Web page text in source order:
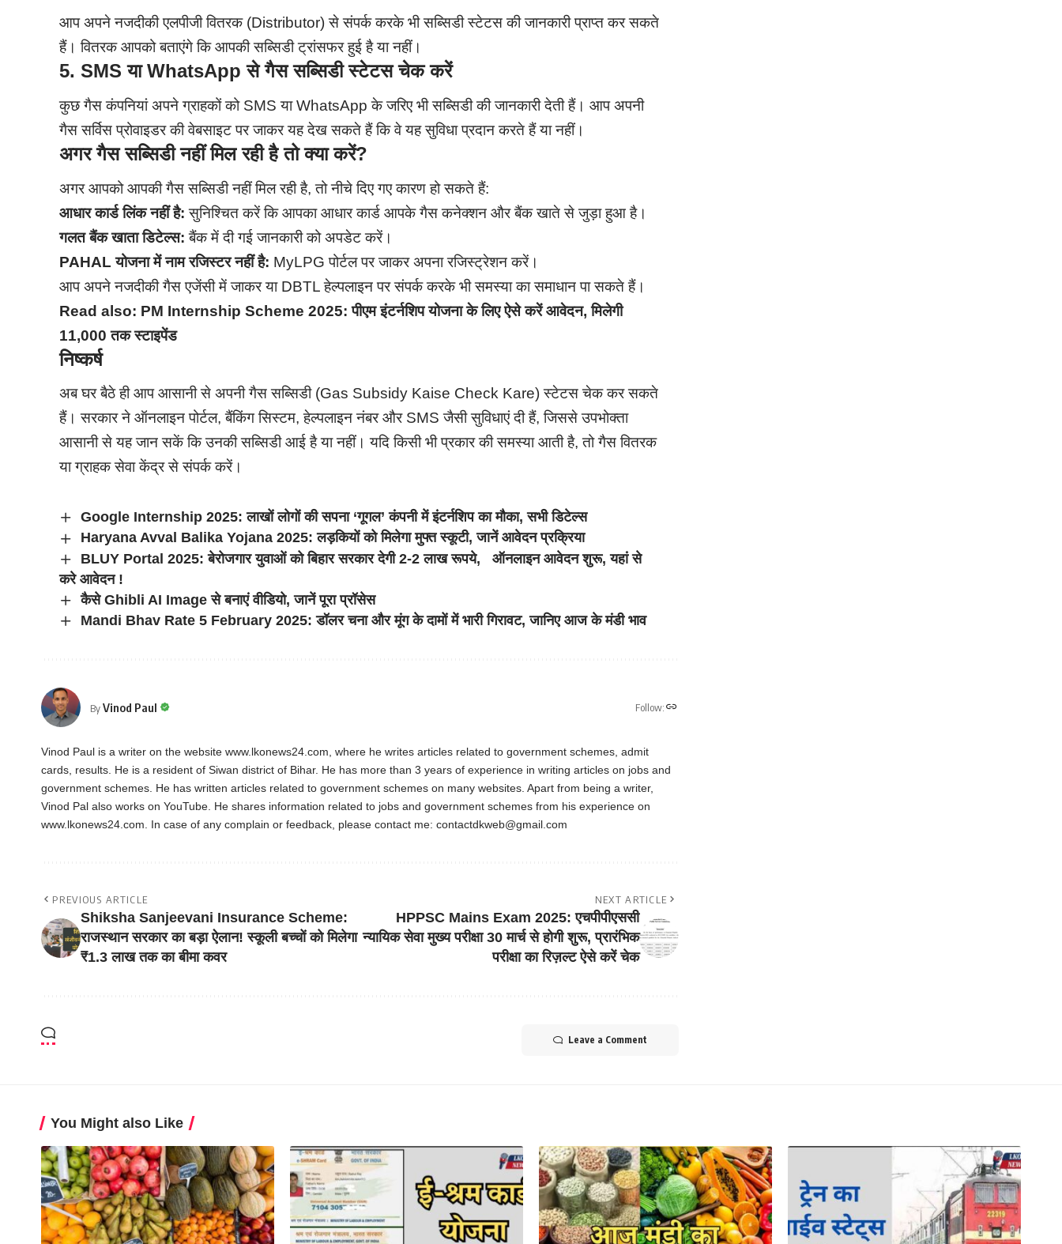
आप अपने नजदीकी एलपीजी वितरक (Distributor) से संपर्क करके भी सब्सिडी स्टेटस की जानकारी प्राप्त कर सकते
हैं। वितरक आपको बताएंगे कि आपकी सब्सिडी ट्रांसफर हुई है या नहीं।
5. SMS या WhatsApp से गैस सब्सिडी स्टेटस चेक करें
कुछ गैस कंपनियां अपने ग्राहकों को SMS या WhatsApp के जरिए भी सब्सिडी की जानकारी देती हैं। आप अपनी
गैस सर्विस प्रोवाइडर की वेबसाइट पर जाकर यह देख सकते हैं कि वे यह सुविधा प्रदान करते हैं या नहीं।
अगर गैस सब्सिडी नहीं मिल रही है तो क्या करें?
अगर आपको आपकी गैस सब्सिडी नहीं मिल रही है, तो नीचे दिए गए कारण हो सकते हैं:
आधार कार्ड लिंक नहीं है: सुनिश्चित करें कि आपका आधार कार्ड आपके गैस कनेक्शन और बैंक खाते से जुड़ा हुआ है।
गलत बैंक खाता डिटेल्स: बैंक में दी गई जानकारी को अपडेट करें।
PAHAL योजना में नाम रजिस्टर नहीं है: MyLPG पोर्टल पर जाकर अपना रजिस्ट्रेशन करें।
आप अपने नजदीकी गैस एजेंसी में जाकर या DBTL हेल्पलाइन पर संपर्क करके भी समस्या का समाधान पा सकते हैं।
Read also: PM Internship Scheme 2025: पीएम इंटर्नशिप योजना के लिए ऐसे करें आवेदन, मिलेगी
11,000 तक स्टाइपेंड
निष्कर्ष
अब घर बैठे ही आप आसानी से अपनी गैस सब्सिडी (Gas Subsidy Kaise Check Kare) स्टेटस चेक कर सकते
हैं। सरकार ने ऑनलाइन पोर्टल, बैंकिंग सिस्टम, हेल्पलाइन नंबर और SMS जैसी सुविधाएं दी हैं, जिससे उपभोक्ता
आसानी से यह जान सकें कि उनकी सब्सिडी आई है या नहीं। यदि किसी भी प्रकार की समस्या आती है, तो गैस वितरक
या ग्राहक सेवा केंद्र से संपर्क करें।
Google Internship 2025: लाखों लोगों की सपना ‘गूगल’ कंपनी में इंटर्नशिप का मौका, सभी डिटेल्स
Haryana Avval Balika Yojana 2025: लड़कियों को मिलेगा मुफ्त स्कूटी, जानें आवेदन प्रक्रिया
BLUY Portal 2025: बेरोजगार युवाओं को बिहार सरकार देगी 2-2 लाख रूपये, ऑनलाइन आवेदन शुरू, यहां से
करे आवेदन !
कैसे Ghibli AI Image से बनाएं वीडियो, जानें पूरा प्रॉसेस
Mandi Bhav Rate 5 February 2025: डॉलर चना और मूंग के दामों में भारी गिरावट, जानिए आज के मंडी भाव
ByVinod Paul Follow:
Vinod Paul is a writer on the website www.lkonews24.com, where he writes articles related to government schemes, admit
cards, results. He is a resident of Siwan district of Bihar. He has more than 3 years of experience in writing articles on jobs and
government schemes. He has written articles related to government schemes on many websites. Apart from being a writer,
Vinod Pal also works on YouTube. He shares information related to jobs and government schemes from his experience on
www.lkonews24.com. In case of any complain or feedback, please contact me: contactdkweb@gmail.com
PREVIOUS ARTICLE
Shiksha Sanjeevani Insurance Scheme:
राजस्थान सरकार का बड़ा ऐलान! स्कूली बच्चों को मिलेगा
₹1.3 लाख तक का बीमा कवर
NEXT ARTICLE
HPPSC Mains Exam 2025: एचपीपीएससी
न्यायिक सेवा मुख्य परीक्षा 30 मार्च से होगी शुरू, प्रारंभिक
परीक्षा का रिज़ल्ट ऐसे करें चेक
Leave a Comment
You Might also Like